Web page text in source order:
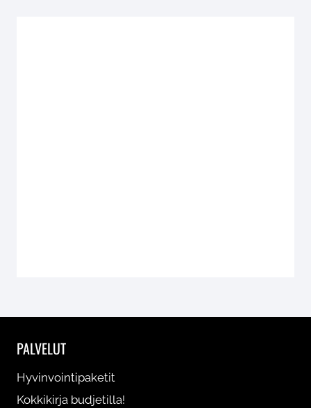
PALVELUT
Hyvinvointipaketit
Kokkikirja budjetilla!